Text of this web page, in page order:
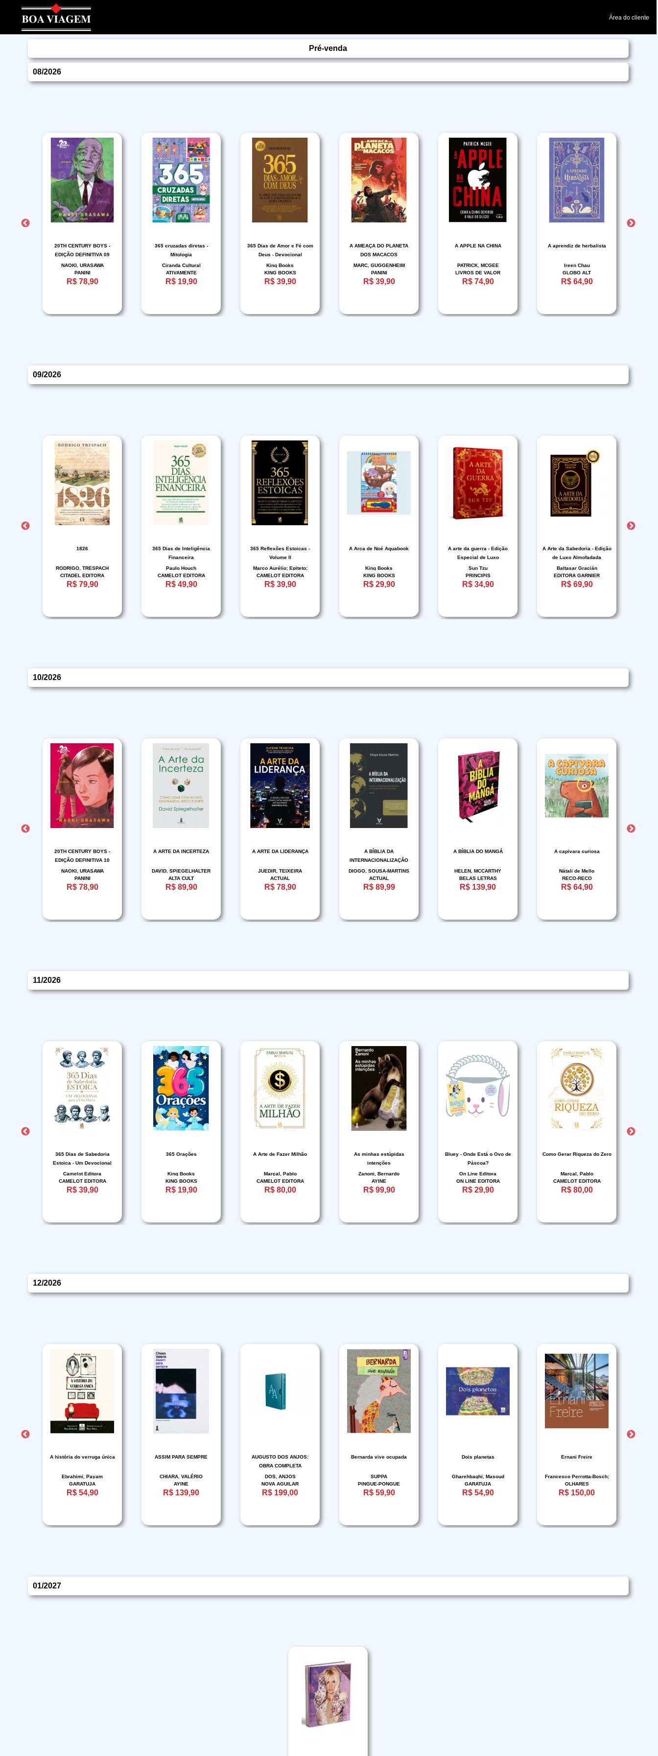
Área do cliente
Pré-venda
08/2026
20TH CENTURY BOYS -
EDIÇÃO DEFINITIVA 09
NAOKI, URASAWA
PANINI
R$ 78,90
365 cruzadas diretas -
Mitologia
Ciranda Cultural
ATIVAMENTE
R$ 19,90
365 Dias de Amor e Fé com
Deus - Devocional
King Books
KING BOOKS
R$ 39,90
A AMEAÇA DO PLANETA
DOS MACACOS
MARC, GUGGENHEIM
PANINI
R$ 39,90
A APPLE NA CHINA
PATRICK, MCGEE
LIVROS DE VALOR
R$ 74,90
A aprendiz de herbalista
Ireen Chau
GLOBO ALT
R$ 64,90
09/2026
1826
RODRIGO, TRESPACH
CITADEL EDITORA
R$ 79,90
365 Dias de Inteligência
Financeira
Paulo Houch
CAMELOT EDITORA
R$ 49,90
365 Reflexões Estoicas -
Volume II
Marco Aurélio; Epiteto;
Sêneca
CAMELOT EDITORA
R$ 39,90
A Arca de Noé Aquabook
King Books
KING BOOKS
R$ 29,90
A arte da guerra - Edição
Especial de Luxo
Almofadada com Bordas
Douradas e Fitilho
Sun Tzu
PRINCIPIS
R$ 34,90
A Arte da Sabedoria - Edição
de Luxo Almofadada
Baltasar Gracián
EDITORA GARNIER
R$ 69,90
10/2026
20TH CENTURY BOYS -
EDIÇÃO DEFINITIVA 10
NAOKI, URASAWA
PANINI
R$ 78,90
A ARTE DA INCERTEZA
DAVID, SPIEGELHALTER
ALTA CULT
R$ 89,90
A ARTE DA LIDERANÇA
JUEDIR, TEIXEIRA
ACTUAL
R$ 78,90
A BÍBLIA DA
INTERNACIONALIZAÇÃO
DIOGO, SOUSA-MARTINS
ACTUAL
R$ 89,99
A BÍBLIA DO MANGÁ
HELEN, MCCARTHY
BELAS LETRAS
R$ 139,90
A capivara curiosa
Nátali de Mello
RECO-RECO
R$ 64,90
11/2026
365 Dias de Sabedoria
Estoica - Um Devocional
para a Vida Diária
Camelot Editora
CAMELOT EDITORA
R$ 39,90
365 Orações
King Books
KING BOOKS
R$ 19,90
A Arte de Fazer Milhão
Marçal, Pablo
CAMELOT EDITORA
R$ 80,00
As minhas estúpidas
intenções
Zanoni, Bernardo
AYINE
R$ 99,90
Bluey - Onde Está o Ovo de
Páscoa?
On Line Editora
ON LINE EDITORA
R$ 29,90
Como Gerar Riqueza do Zero
Marçal, Pablo
CAMELOT EDITORA
R$ 80,00
12/2026
A história do verruga única
Ebrahimi, Payam
GARATUJA
R$ 54,90
ASSIM PARA SEMPRE
CHIARA, VALÉRIO
AYINE
R$ 139,90
AUGUSTO DOS ANJOS:
OBRA COMPLETA
DOS, ANJOS
NOVA AGUILAR
R$ 199,00
Bernarda vive ocupada
SUPPA
PINGUE-PONGUE
EDUCACAO
R$ 59,90
Dois planetas
Gharehbaghi, Masoud
GARATUJA
R$ 54,90
Ernani Freire
Francesco Perrotta-Bosch;
Beatriz Carneiro
OLHARES
R$ 150,00
01/2027